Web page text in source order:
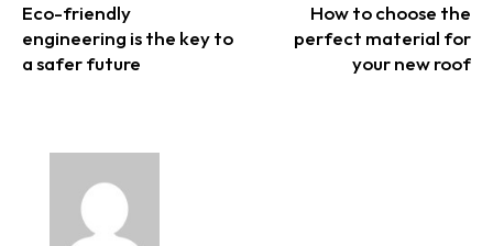
Eco-friendly
engineering is the key to
a safer future
How to choose the
perfect material for
your new roof